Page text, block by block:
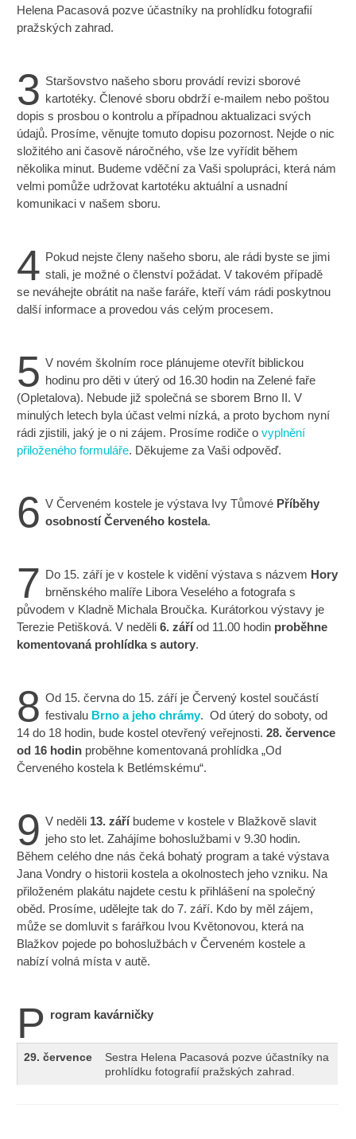
Helena Pacasová pozve účastníky na prohlídku fotografií
pražských zahrad.
3 Staršovstvo našeho sboru provádí revizi sborové
kartotéky. Členové sboru obdrží e-mailem nebo poštou
dopis s prosbou o kontrolu a případnou aktualizaci svých
údajů. Prosíme, věnujte tomuto dopisu pozornost. Nejde o nic
složitého ani časově náročného, vše lze vyřídit během
několika minut. Budeme vděční za Vaši spolupráci, která nám
velmi pomůže udržovat kartotéku aktuální a usnadní
komunikaci v našem sboru.
4 Pokud nejste členy našeho sboru, ale rádi byste se jimi
stali, je možné o členství požádat. V takovém případě
se neváhejte obrátit na naše faráře, kteří vám rádi poskytnou
další informace a provedou vás celým procesem.
5 V novém školním roce plánujeme otevřít biblickou
hodinu pro děti v úterý od 16.30 hodin na Zelené faře
(Opletalova). Nebude již společná se sborem Brno II. V
minulých letech byla účast velmi nízká, a proto bychom nyní
rádi zjistili, jaký je o ni zájem. Prosíme rodiče ovyplnění
přiloženého formuláře. Děkujeme za Vaši odpověď.
6 V Červeném kostele je výstava Ivy Tůmové Příběhy
osobností Červeného kostela.
7 Do 15. září je v kostele k vidění výstava s názvem Hory
brněnského malíře Libora Veselého a fotografa s
původem v Kladně Michala Broučka. Kurátorkou výstavy je
Terezie Petišková. V neděli6. záříod 11.00 hodin proběhne
komentovaná prohlídka s autory.
8 Od 15. června do 15. září je Červený kostel součástí
festivalu Brno a jeho chrámy. Od úterý do soboty, od
14 do 18 hodin, bude kostel otevřený veřejnosti.28. července
od 16 hodin proběhne komentovaná prohlídka „Od
Červeného kostela k Betlémskému“.
9 V neděli 13. září budeme v kostele v Blažkově slavit
jeho sto let. Zahájíme bohoslužbami v 9.30 hodin.
Během celého dne nás čeká bohatý program a také výstava
Jana Vondry o historii kostela a okolnostech jeho vzniku. Na
přiloženém plakátu najdete cestu k přihlášení na společný
oběd. Prosíme, udělejte tak do 7. září. Kdo by měl zájem,
může se domluvit s farářkou Ivou Květonovou, která na
Blažkov pojede po bohoslužbách v Červeném kostele a
nabízí volná místa v autě.
P rogram kavárničky
29. července
Sestra Helena Pacasová pozve účastníky na
prohlídku fotografií pražských zahrad.